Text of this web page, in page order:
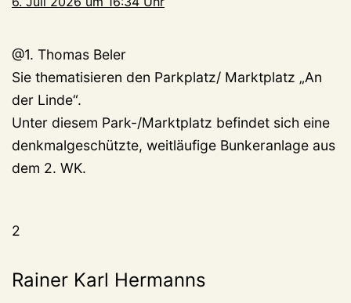
@1. Thomas Beler
Sie thematisieren den Parkplatz/ Marktplatz „An
der Linde“.
Unter diesem Park-/Marktplatz befindet sich eine
denkmalgeschützte, weitläufige Bunkeranlage aus
dem 2. WK.
2
Rainer Karl Hermanns